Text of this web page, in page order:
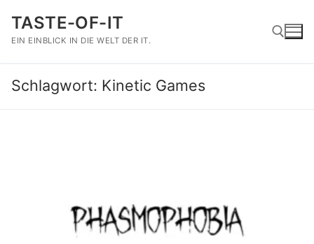
Inhalt
springen
TASTE-OF-IT
EIN EINBLICK IN DIE WELT DER IT.
Suchen nach:
Schlagwort: Kinetic Games